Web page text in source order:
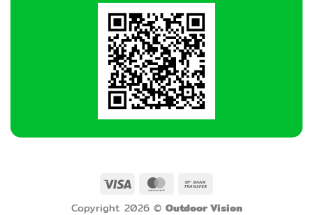
Visa MasterCard
Copyright 2026 © Outdoor Vision